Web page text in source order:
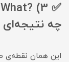
چه نتیجه‌ای
این همان نقطه‌ی